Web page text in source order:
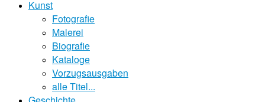
Kunst
Fotografie
Malerei
Biografie
Kataloge
Vorzugsausgaben
alle Titel...